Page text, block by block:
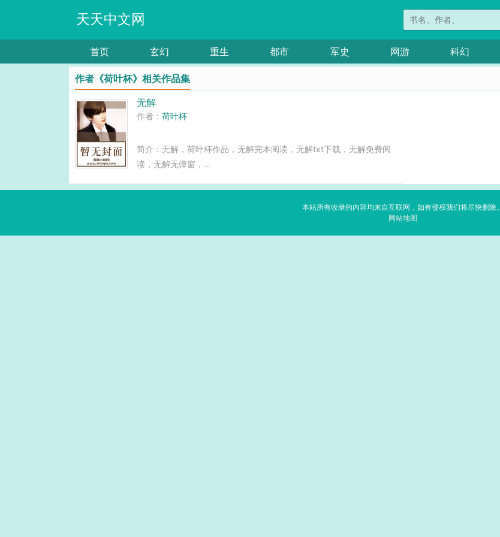
天天中文网
首页 玄幻 重生 都市 军史 网游 科幻
作者《荷叶杯》相关作品集
无解
作者：荷叶杯
简介：无解，荷叶杯作品，无解完本阅读，无解txt下载，无解免费阅
读，无解无弹窗，...
本站所有收录的内容均来自互联网，如有侵权我们将尽快删除。
网站地图